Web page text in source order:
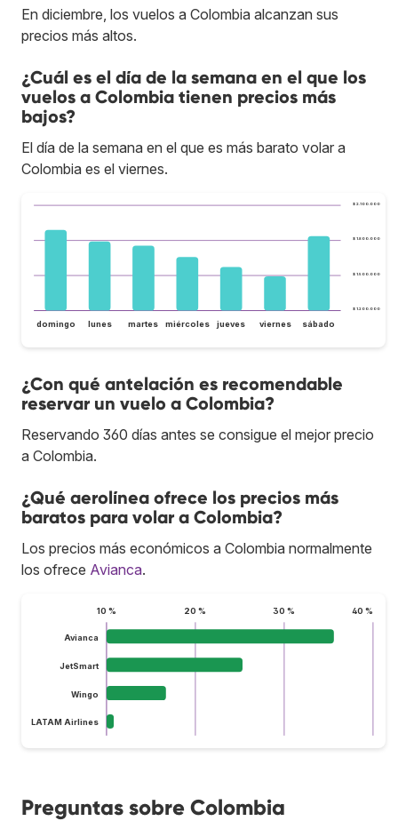
En diciembre, los vuelos a Colombia alcanzan sus
precios más altos.
¿Cuál es el día de la semana en el que los
vuelos a Colombia tienen precios más
bajos?
El día de la semana en el que es más barato volar a
Colombia es el viernes.
$ 1.200.000
$ 1.500.000
$ 1.800.000
$ 2.100.000
domingo lunes martes miércoles jueves viernes sábado
¿Con qué antelación es recomendable
reservar un vuelo a Colombia?
Reservando 360 días antes se consigue el mejor precio
a Colombia.
¿Qué aerolínea ofrece los precios más
baratos para volar a Colombia?
Los precios más económicos a Colombia normalmente
los ofrece Avianca.
10 % 20 % 30 % 40 %
Avianca
JetSmart
Wingo
LATAM Airlines
Preguntas sobre Colombia